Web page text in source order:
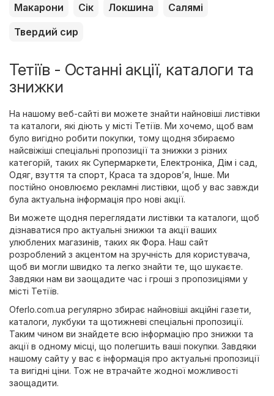
Макарони
Сік Локшина
Салямі
Твердий сир
Тетіїв - Останні акції, каталоги та
знижки
На нашому веб-сайті ви можете знайти найновіші листівки
та каталоги, які діють у місті Тетіїв. Ми хочемо, щоб вам
було вигідно робити покупки, тому щодня збираємо
найсвіжіші спеціальні пропозиції та знижки з різних
категорій, таких як Супермаркети Електроніка Дім і сад
Одяг, взуття та спорт Краса та здоров’я Інше. Ми
постійно оновлюємо рекламні листівки, щоб у вас завжди
була актуальна інформація про нові акції.
Ви можете щодня переглядати листівки та каталоги, щоб
дізнаватися про актуальні знижки та акції ваших
улюблених магазинів, таких як Фора. Наш сайт
розроблений з акцентом на зручність для користувача,
щоб ви могли швидко та легко знайти те, що шукаєте.
Завдяки нам ви заощадите час і гроші з пропозиціями у
місті Тетіїв.
Oferlo.com.ua регулярно збирає найновіші акційні газети,
каталоги, лукбуки та щотижневі спеціальні пропозиції.
Таким чином ви знайдете всю інформацію про знижки та
акції в одному місці, що полегшить ваші покупки. Завдяки
нашому сайту у вас є інформація про актуальні пропозиції
та вигідні ціни. Тож не втрачайте жодної можливості
заощадити.